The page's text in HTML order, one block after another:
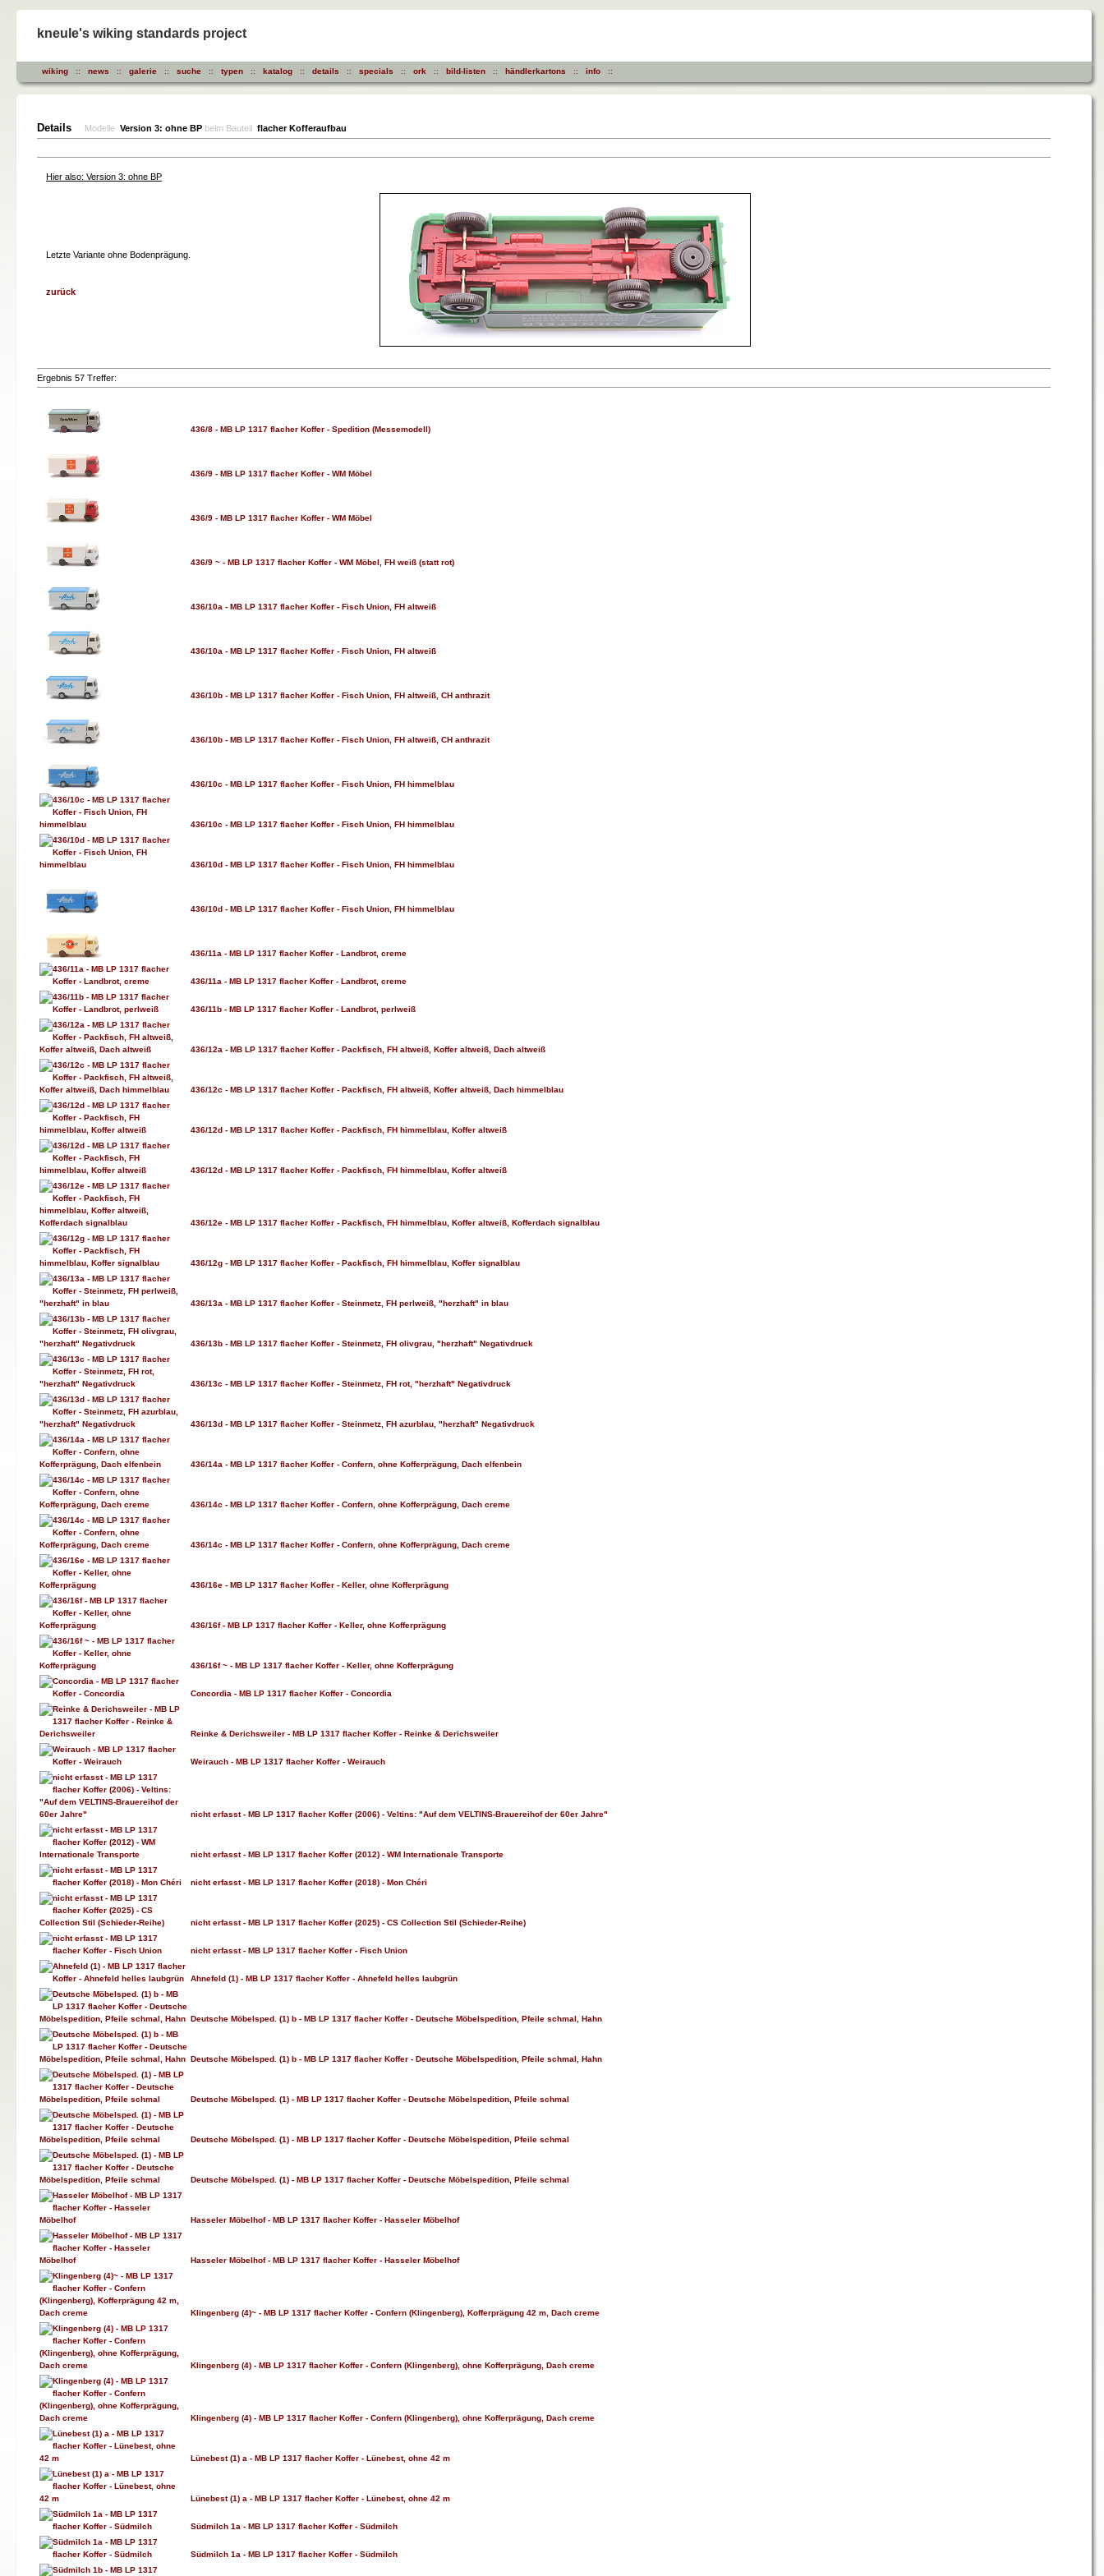
kneule's wiking standards project
wiking :: news :: galerie :: suche :: typen :: katalog :: details :: specials :: ork :: bild-listen :: händlerkartons :: info ::
Details Modelle Version 3: ohne BP beim Bauteil flacher Kofferaufbau
Hier also: Version 3: ohne BP
Letzte Variante ohne Bodenprägung.
zurück
Ergebnis 57 Treffer:
436/8 - MB LP 1317 flacher Koffer - Spedition (Messemodell)
436/9 - MB LP 1317 flacher Koffer - WM Möbel
436/9 - MB LP 1317 flacher Koffer - WM Möbel
436/9 ~ - MB LP 1317 flacher Koffer - WM Möbel, FH weiß (statt rot)
436/10a - MB LP 1317 flacher Koffer - Fisch Union, FH altweiß
436/10a - MB LP 1317 flacher Koffer - Fisch Union, FH altweiß
436/10b - MB LP 1317 flacher Koffer - Fisch Union, FH altweiß, CH anthrazit
436/10b - MB LP 1317 flacher Koffer - Fisch Union, FH altweiß, CH anthrazit
436/10c - MB LP 1317 flacher Koffer - Fisch Union, FH himmelblau
436/10c - MB LP 1317 flacher Koffer - Fisch Union, FH himmelblau
436/10d - MB LP 1317 flacher Koffer - Fisch Union, FH himmelblau
436/10d - MB LP 1317 flacher Koffer - Fisch Union, FH himmelblau
436/11a - MB LP 1317 flacher Koffer - Landbrot, creme
436/11a - MB LP 1317 flacher Koffer - Landbrot, creme
436/11b - MB LP 1317 flacher Koffer - Landbrot, perlweiß
436/12a - MB LP 1317 flacher Koffer - Packfisch, FH altweiß, Koffer altweiß, Dach altweiß
436/12c - MB LP 1317 flacher Koffer - Packfisch, FH altweiß, Koffer altweiß, Dach himmelblau
436/12d - MB LP 1317 flacher Koffer - Packfisch, FH himmelblau, Koffer altweiß
436/12d - MB LP 1317 flacher Koffer - Packfisch, FH himmelblau, Koffer altweiß
436/12e - MB LP 1317 flacher Koffer - Packfisch, FH himmelblau, Koffer altweiß, Kofferdach signalblau
436/12g - MB LP 1317 flacher Koffer - Packfisch, FH himmelblau, Koffer signalblau
436/13a - MB LP 1317 flacher Koffer - Steinmetz, FH perlweiß, "herzhaft" in blau
436/13b - MB LP 1317 flacher Koffer - Steinmetz, FH olivgrau, "herzhaft" Negativdruck
436/13c - MB LP 1317 flacher Koffer - Steinmetz, FH rot, "herzhaft" Negativdruck
436/13d - MB LP 1317 flacher Koffer - Steinmetz, FH azurblau, "herzhaft" Negativdruck
436/14a - MB LP 1317 flacher Koffer - Confern, ohne Kofferprägung, Dach elfenbein
436/14c - MB LP 1317 flacher Koffer - Confern, ohne Kofferprägung, Dach creme
436/14c - MB LP 1317 flacher Koffer - Confern, ohne Kofferprägung, Dach creme
436/16e - MB LP 1317 flacher Koffer - Keller, ohne Kofferprägung
436/16f - MB LP 1317 flacher Koffer - Keller, ohne Kofferprägung
436/16f ~ - MB LP 1317 flacher Koffer - Keller, ohne Kofferprägung
Concordia - MB LP 1317 flacher Koffer - Concordia
Reinke & Derichsweiler - MB LP 1317 flacher Koffer - Reinke & Derichsweiler
Weirauch - MB LP 1317 flacher Koffer - Weirauch
nicht erfasst - MB LP 1317 flacher Koffer (2006) - Veltins: "Auf dem VELTINS-Brauereihof der 60er Jahre"
nicht erfasst - MB LP 1317 flacher Koffer (2012) - WM Internationale Transporte
nicht erfasst - MB LP 1317 flacher Koffer (2018) - Mon Chéri
nicht erfasst - MB LP 1317 flacher Koffer (2025) - CS Collection Stil (Schieder-Reihe)
nicht erfasst - MB LP 1317 flacher Koffer - Fisch Union
Ahnefeld (1) - MB LP 1317 flacher Koffer - Ahnefeld helles laubgrün
Deutsche Möbelsped. (1) b - MB LP 1317 flacher Koffer - Deutsche Möbelspedition, Pfeile schmal, Hahn
Deutsche Möbelsped. (1) b - MB LP 1317 flacher Koffer - Deutsche Möbelspedition, Pfeile schmal, Hahn
Deutsche Möbelsped. (1) - MB LP 1317 flacher Koffer - Deutsche Möbelspedition, Pfeile schmal
Deutsche Möbelsped. (1) - MB LP 1317 flacher Koffer - Deutsche Möbelspedition, Pfeile schmal
Deutsche Möbelsped. (1) - MB LP 1317 flacher Koffer - Deutsche Möbelspedition, Pfeile schmal
Hasseler Möbelhof - MB LP 1317 flacher Koffer - Hasseler Möbelhof
Hasseler Möbelhof - MB LP 1317 flacher Koffer - Hasseler Möbelhof
Klingenberg (4)~ - MB LP 1317 flacher Koffer - Confern (Klingenberg), Kofferprägung 42 m, Dach creme
Klingenberg (4) - MB LP 1317 flacher Koffer - Confern (Klingenberg), ohne Kofferprägung, Dach creme
Klingenberg (4) - MB LP 1317 flacher Koffer - Confern (Klingenberg), ohne Kofferprägung, Dach creme
Lünebest (1) a - MB LP 1317 flacher Koffer - Lünebest, ohne 42 m
Lünebest (1) a - MB LP 1317 flacher Koffer - Lünebest, ohne 42 m
Südmilch 1a - MB LP 1317 flacher Koffer - Südmilch
Südmilch 1a - MB LP 1317 flacher Koffer - Südmilch